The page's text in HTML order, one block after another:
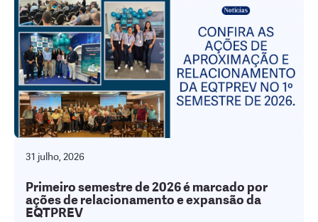
31 julho, 2026
Primeiro semestre de 2026 é marcado por
ações de relacionamento e expansão da
EQTPREV